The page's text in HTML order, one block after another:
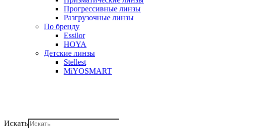
Прогрессивные линзы
Разгрузочные линзы
По бренду
Essilor
HOYA
Детские линзы
Stellest
MiYOSMART
Искать